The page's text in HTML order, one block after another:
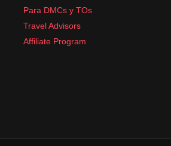
Para DMCs y TOs
Travel Advisors
Affiliate Program